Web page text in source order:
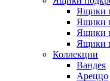
Ящики
Ящики
Ящики
Ящики
Коллекции
Вандея
Ареццо